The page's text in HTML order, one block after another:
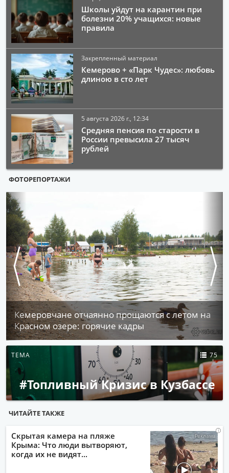
Школы уйдут на карантин при
болезни 20% учащихся: новые
правила
Закрепленный материал
Кемерово + «Парк Чудес»: любовь
длиною в сто лет
5 августа 2026 г., 12:34
Средняя пенсия по старости в
России превысила 27 тысяч
рублей
ФОТОРЕПОРТАЖИ
Кемеровчане отчаянно прощаются с летом на
Красном озере: горячие кадры
ТЕМА 75
#Топливный Кризис в Кузбассе
ЧИТАЙТЕ ТАКЖЕ
i
Скрытая камера на пляже
Крыма: Что люди вытворяют,
когда их не видят...
iii